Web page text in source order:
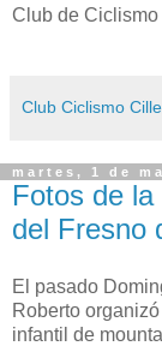
Club de
Club Ciclismo
martes, 1 de
Fotos de
del Fresno
El pasado
Roberto
infantil de